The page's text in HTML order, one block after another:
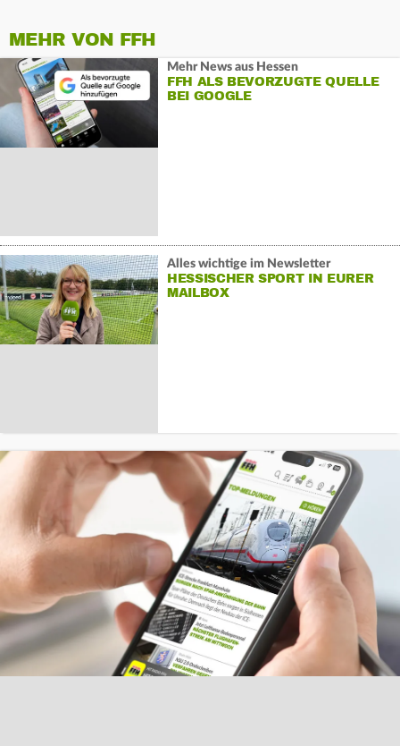
MEHR VON FFH
Mehr News aus Hessen
FFH ALS BEVORZUGTE QUELLE
BEI GOOGLE
Alles wichtige im Newsletter
HESSISCHER SPORT IN EURER
MAILBOX